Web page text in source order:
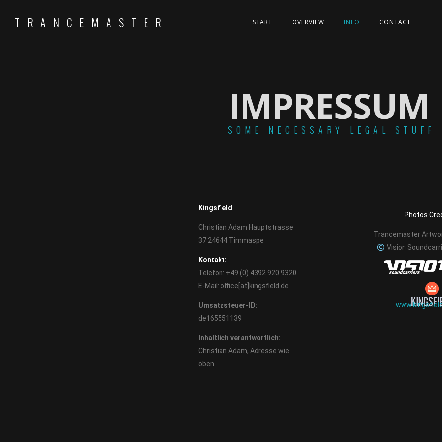
TRANCEMASTER START OVERVIEW INFO CONTACT
IMPRESSUM
SOME NECESSARY LEGAL STUFF
Kingsfield
Christian Adam Hauptstrasse
37 24644 Timmaspe
Kontakt:
Telefon: +49 (0) 4392 920 9320
E-Mail: office[at]kingsfield.de
Umsatzsteuer-ID:
de165551139
Inhaltlich verantwortlich:
Christian Adam, Adresse wie
oben
Photos
Trancemaster
Vision